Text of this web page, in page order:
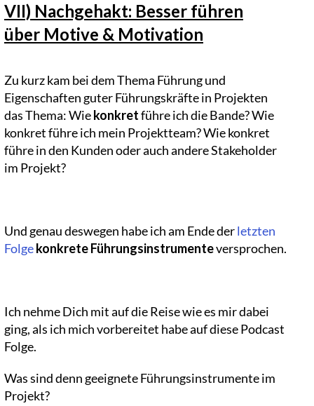
VII) Nachgehakt: Besser führen
über Motive & Motivation
Zu kurz kam bei dem Thema Führung und
Eigenschaften guter Führungskräfte in Projekten
das Thema: Wiekonkretführe ich die Bande? Wie
konkret führe ich mein Projektteam? Wie konkret
führe in den Kunden oder auch andere Stakeholder
im Projekt?
Und genau deswegen habe ich am Ende derletzten
FolgekonkreteFührungsinstrumenteversprochen.
Ich nehme Dich mit auf die Reise wie es mir dabei
ging, als ich mich vorbereitet habe auf diese Podcast
Folge.
Was sind denn geeignete Führungsinstrumente im
Projekt?